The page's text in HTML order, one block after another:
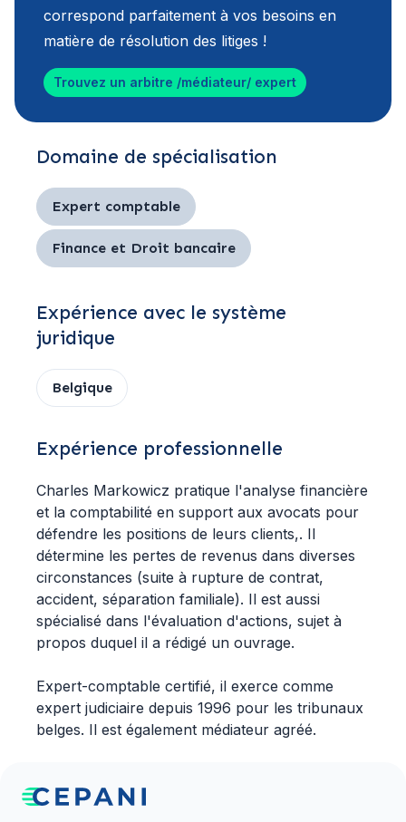
correspond parfaitement à vos besoins en
matière de résolution des litiges !
Trouvez un arbitre /médiateur/ expert
Domaine de spécialisation
Expert comptable
Finance et Droit bancaire
Expérience avec le système
juridique
Belgique
Expérience professionnelle
Charles Markowicz pratique l'analyse financière
et la comptabilité en support aux avocats pour
défendre les positions de leurs clients,. Il
détermine les pertes de revenus dans diverses
circonstances (suite à rupture de contrat,
accident, séparation familiale). Il est aussi
spécialisé dans l'évaluation d'actions, sujet à
propos duquel il a rédigé un ouvrage.
Expert-comptable certifié, il exerce comme
expert judiciaire depuis 1996 pour les tribunaux
belges. Il est également médiateur agréé.